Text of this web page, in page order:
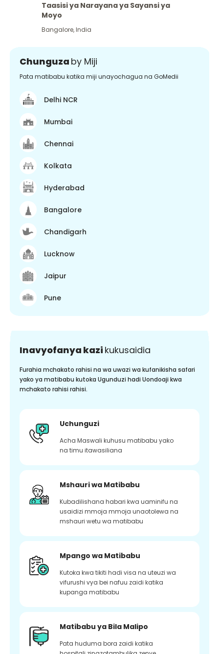
Taasisi ya Narayana ya Sayansi ya
Moyo
Bangalore,India
Chunguza by Miji
Pata matibabu katika miji unayochagua na GoMedii
Delhi NCR
Mumbai
Chennai
Kolkata
Hyderabad
Bangalore
Chandigarh
Lucknow
Jaipur
Pune
Inavyofanya kazi kukusaidia
Furahia mchakato rahisi na wa uwazi wa kufanikisha safari
yako ya matibabu kutoka Ugunduzi hadi Uondoaji kwa
mchakato rahisi rahisi.
Uchunguzi
Acha Maswali kuhusu matibabu yako
na timu itawasiliana
Mshauri wa Matibabu
Kubadilishana habari kwa uaminifu na
usaidizi mmoja mmoja unaotolewa na
mshauri wetu wa matibabu
Mpango wa Matibabu
Kutoka kwa tikiti hadi visa na uteuzi wa
vifurushi vya bei nafuu zaidi katika
kupanga matibabu
Matibabu ya Bila Malipo
Pata huduma bora zaidi katika